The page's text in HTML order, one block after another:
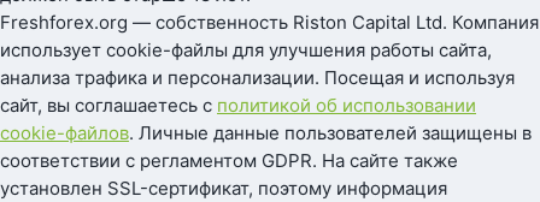
Freshforex.org — собственность Riston Capital Ltd. Компания
использует cookie-файлы для улучшения работы сайта,
анализа трафика и персонализации. Посещая и используя
сайт, вы соглашаетесь с политикой об использовании
cookie-файлов. Личные данные пользователей защищены в
соответствии с регламентом GDPR. На сайте также
установлен SSL-сертификат, поэтому информация